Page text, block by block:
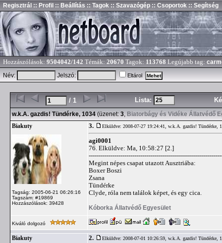
Regisztrál :: Profil :: Beállítás :: Tagok :: Szavazógép :: Csoportok :: Segítség
Hozzászólások: 9504042/142 Témák: 20670 Tagok: 113768 Legújabb tag:
Név:
Jelszó: Eltárol
/ 1 Lista:
w.k.A. gazdis! Tündérke, 1034 (üzenet: 3, Biatorbágy és Vidéke Állatvédő
Biakuty
Tagság: 2005-06-21 06:26:16
Tagszám: #19869
Hozzászólások: 39428
3. Elküldve: 2008-07-27 19:24:41, w.k.A. gazdis! Tündérke,
agi0001
76. Elküldve: Ma, 10:58:27 [2.]
Megint népes csapat utazott Ausztriába:
Boxer Boszi
Zsana
Tündérke
Clyde, róla nem találok képet, és egy cica.
Kóborka Állatvédő Egyesület
Kiváló dolgozó
Biakuty 2. Elküldve: 2008-07-01 10:26:59, w.k.A. gazdis! Tündérke,